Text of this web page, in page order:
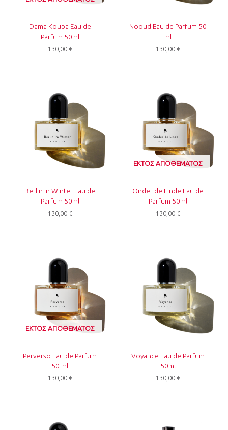
Dama Koupa Eau de
Parfum 50ml
130,00 €
Nooud Eau de Parfum 50
ml
130,00 €
Berlin in Winter Eau de
Parfum 50ml
130,00 €
ΕΚΤΌΣ ΑΠΟΘΈΜΑΤΟΣ
Onder de Linde Eau de
Parfum 50ml
130,00 €
ΕΚΤΌΣ ΑΠΟΘΈΜΑΤΟΣ
Perverso Eau de Parfum
50 ml
130,00 €
Voyance Eau de Parfum
50ml
130,00 €